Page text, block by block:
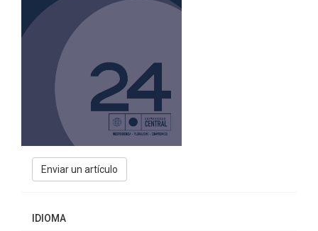
Enviar
unEnviar un artículo
IDIOMA